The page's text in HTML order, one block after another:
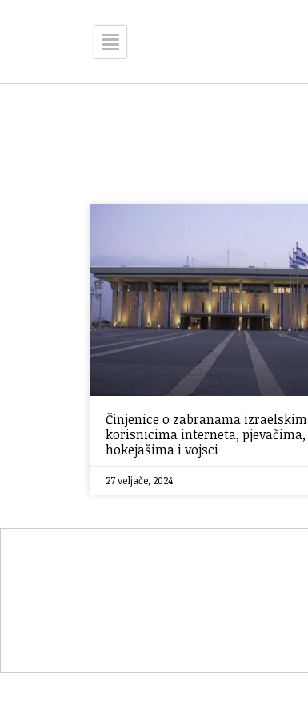
Činjenice o zabranama izraelskim
korisnicima interneta, pjevačima,
hokejašima i vojsci
27 veljače, 2024